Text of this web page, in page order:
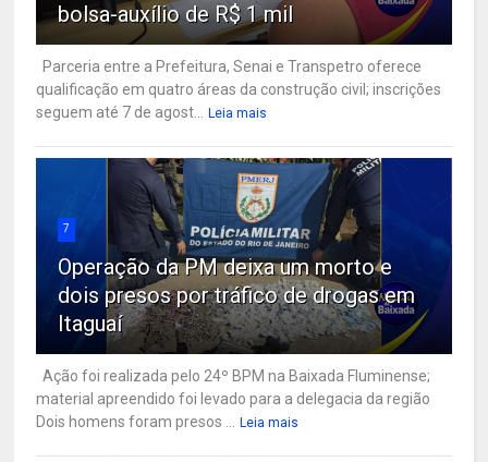
bolsa-auxílio de R$ 1 mil
Parceria entre a Prefeitura, Senai e Transpetro oferece
qualificação em quatro áreas da construção civil; inscrições
seguem até 7 de agost...
Leia mais
7
Operação da PM deixa um morto e
dois presos por tráfico de drogas em
Itaguaí
Ação foi realizada pelo 24º BPM na Baixada Fluminense;
material apreendido foi levado para a delegacia da região
Dois homens foram presos ...
Leia mais